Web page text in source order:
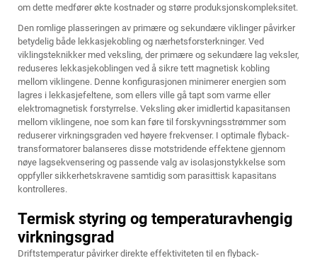
om dette medfører økte kostnader og større produksjonskompleksitet.
Den romlige plasseringen av primære og sekundære viklinger påvirker
betydelig både lekkasjekobling og nærhetsforsterkninger. Ved
viklingsteknikker med veksling, der primære og sekundære lag veksler,
reduseres lekkasjekoblingen ved å sikre tett magnetisk kobling
mellom viklingene. Denne konfigurasjonen minimerer energien som
lagres i lekkasjefeltene, som ellers ville gå tapt som varme eller
elektromagnetisk forstyrrelse. Veksling øker imidlertid kapasitansen
mellom viklingene, noe som kan føre til forskyvningsstrømmer som
reduserer virkningsgraden ved høyere frekvenser. I optimale flyback-
transformatorer balanseres disse motstridende effektene gjennom
nøye lagsekvensering og passende valg av isolasjonstykkelse som
oppfyller sikkerhetskravene samtidig som parasittisk kapasitans
kontrolleres.
Termisk styring og temperaturavhengig
virkningsgrad
Driftstemperatur påvirker direkte effektiviteten til en flyback-